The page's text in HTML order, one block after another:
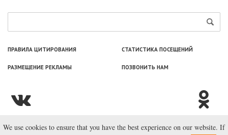
ПРАВИЛА ЦИТИРОВАНИЯ СТАТИСТИКА ПОСЕЩЕНИЙ
РАЗМЕЩЕНИЕ РЕКЛАМЫ ПОЗВОНИТЬ НАМ
© ООО «Лаборатория Новоcтей», 2003—2026.
We use cookies to ensure that you have the best experience on our website. If